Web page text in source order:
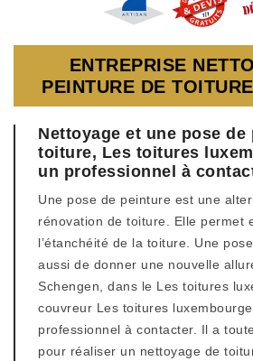
ENTREPRISE
PEINTURE DE
Nettoyage et une pose
toiture, Les toitures
un professionnel à
Une pose de peinture est une
rénovation de toiture. Elle permet
l’étanchéité de la toiture. Une
aussi de donner une nouvelle
Schengen, dans le Les toitures
couvreur Les toitures
professionnel à contacter. Il a
pour réaliser un nettoyage de